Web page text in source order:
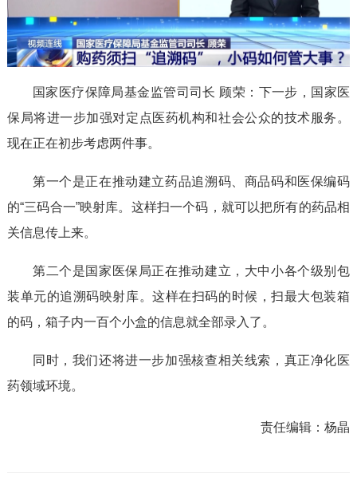
国家医疗保障局基金监管司司长 顾荣：下一步，国家医
保局将进一步加强对定点医药机构和社会公众的技术服务。
现在正在初步考虑两件事。
第一个是正在推动建立药品追溯码、商品码和医保编码
的“三码合一”映射库。这样扫一个码，就可以把所有的药品相
关信息传上来。
第二个是国家医保局正在推动建立，大中小各个级别包
装单元的追溯码映射库。这样在扫码的时候，扫最大包装箱
的码，箱子内一百个小盒的信息就全部录入了。
同时，我们还将进一步加强核查相关线索，真正净化医
药领域环境。
责任编辑：杨晶